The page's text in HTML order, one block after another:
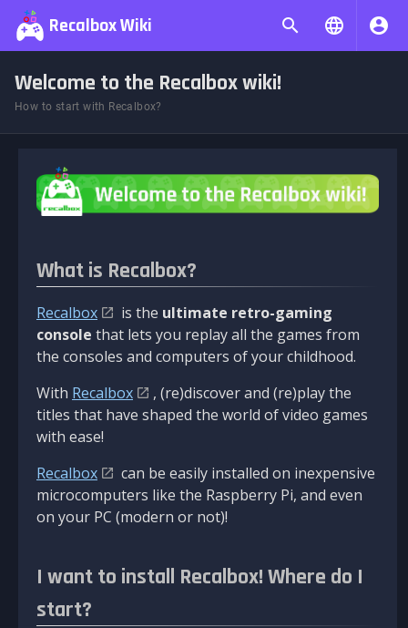
Recalbox Wiki
Welcome to the Recalbox wiki!
How to start with Recalbox?
What is Recalbox?
Recalbox is the ultimate retro-gaming
console that lets you replay all the games from
the consoles and computers of your childhood.
With Recalbox
, (re)discover and (re)play the
titles that have shaped the world of video games
with ease!
Recalbox
can be easily installed on inexpensive
microcomputers like the Raspberry Pi, and even
on your PC (modern or not)!
I want to install Recalbox! Where do I
start?